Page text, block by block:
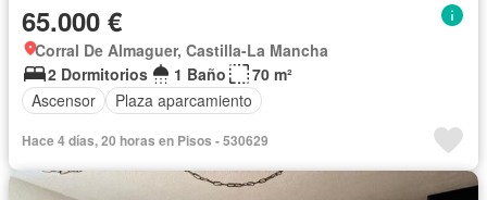
65.000 €
Corral De Almaguer, Castilla-La Mancha
2 Dormitorios
1 Baño
70 m²
Ascensor
Plaza aparcamiento
Hace 4 días, 20 horas en Pisos - 530629